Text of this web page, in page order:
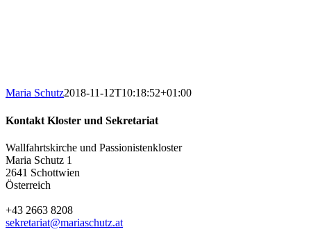
Maria Schutz2018-11-12T10:18:52+01:00
Kontakt Kloster und Sekretariat
Wallfahrtskirche und Passionistenkloster
Maria Schutz 1
2641 Schottwien
Österreich
+43 2663 8208
sekretariat@mariaschutz.at